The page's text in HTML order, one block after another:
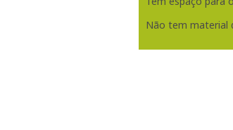
Não tem material